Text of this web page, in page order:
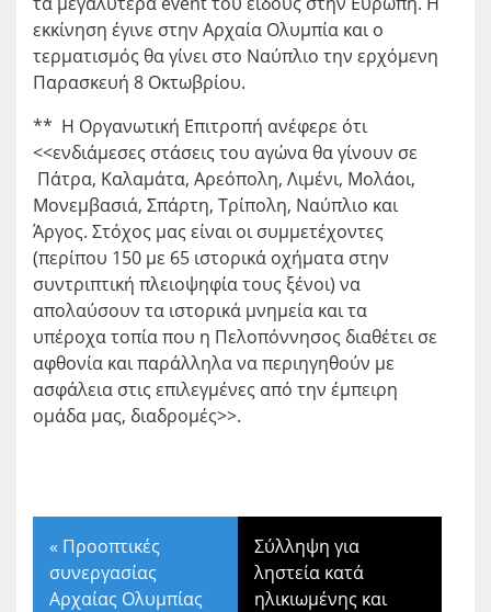
εκκίνηση έγινε στην Αρχαία Ολυμπία και ο
τερματισμός θα γίνει στο Ναύπλιο την ερχόμενη
Παρασκευή 8 Οκτωβρίου.
** Η Οργανωτική Επιτροπή ανέφερε ότι
<<ενδιάμεσες στάσεις του αγώνα θα γίνουν σε
Πάτρα, Καλαμάτα, Αρεόπολη, Λιμένι, Μολάοι,
Μονεμβασιά, Σπάρτη, Τρίπολη, Ναύπλιο και
Άργος. Στόχος μας είναι οι συμμετέχοντες
(περίπου 150 με 65 ιστορικά οχήματα στην
συντριπτική πλειοψηφία τους ξένοι) να
απολαύσουν τα ιστορικά μνημεία και τα
υπέροχα τοπία που η Πελοπόννησος διαθέτει σε
αφθονία και παράλληλα να περιηγηθούν με
ασφάλεια στις επιλεγμένες από την έμπειρη
ομάδα μας, διαδρομές>>.
« Προοπτικές
συνεργασίας
Αρχαίας Ολυμπίας
Σύλληψη για
ληστεία κατά
ηλικιωμένης και